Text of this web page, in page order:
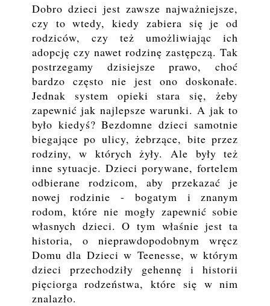
Dobro dzieci jest zawsze najważniejsze,
czy to wtedy, kiedy zabiera się je od
rodziców, czy też umożliwiając ich
adopcję czy nawet rodzinę zastępczą. Tak
postrzegamy dzisiejsze prawo, choć
bardzo często nie jest ono doskonałe.
Jednak system opieki stara się, żeby
zapewnić jak najlepsze warunki. A jak to
było kiedyś? Bezdomne dzieci samotnie
biegające po ulicy, żebrzące, bite przez
rodziny, w których żyły. Ale były też
inne sytuacje. Dzieci porywane, fortelem
odbierane rodzicom, aby przekazać je
nowej rodzinie - bogatym i znanym
rodom, które nie mogły zapewnić sobie
własnych dzieci. O tym właśnie jest ta
historia, o nieprawdopodobnym wręcz
Domu dla Dzieci w Teenesse, w którym
dzieci przechodziły gehennę i historii
pięciorga rodzeństwa, które się w nim
znalazło.